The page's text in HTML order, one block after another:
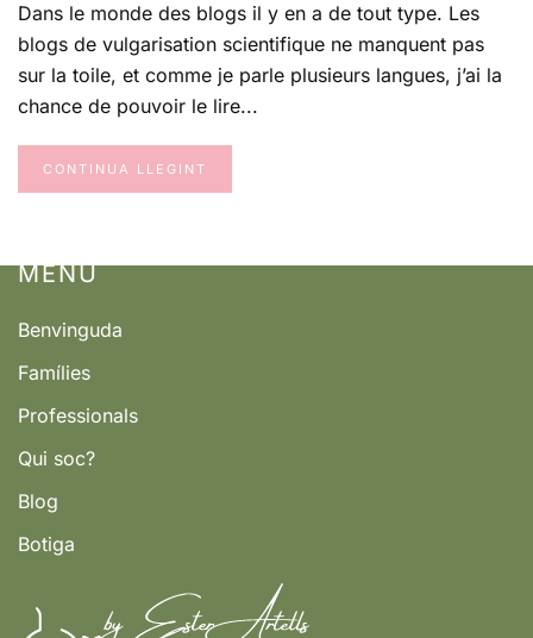
MATÍ,
CIENTÍFIC
AL
LABORATORI.
AL
VESPRE,
AL
Dans le monde des blogs il y en a de tout type. Les
blogs de vulgarisation scientifique ne manquent pas
sur la toile, et comme je parle plusieurs langues, j’ai la
chance de pouvoir le lire...
CONTINUA LLEGINT
MENÚ
Benvinguda
Famílies
Professionals
Qui soc?
Blog
Botiga